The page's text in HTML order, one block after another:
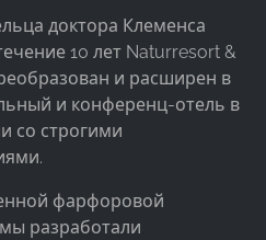
доктора Клеменса
10 лет Naturresort &
и расширен в
и конференц-отель в
со строгими
фарфоровой
разработали
и маркетинг